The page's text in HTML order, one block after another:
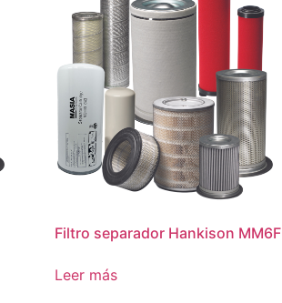
Filtro separador Hankison MM6F
Leer más